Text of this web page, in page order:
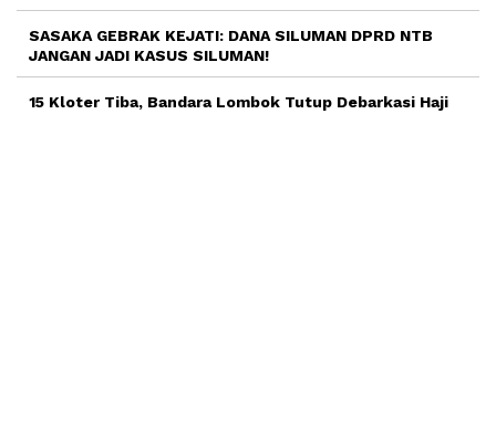
SASAKA GEBRAK KEJATI: DANA SILUMAN DPRD NTB
JANGAN JADI KASUS SILUMAN!
15 Kloter Tiba, Bandara Lombok Tutup Debarkasi Haji